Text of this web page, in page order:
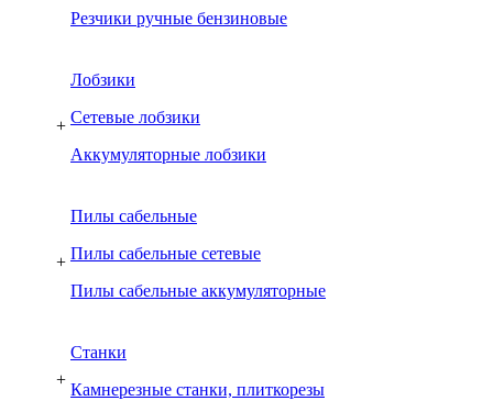
Резчики ручные бензиновые
+
Лобзики
Сетевые лобзики
Аккумуляторные лобзики
+
Пилы сабельные
Пилы сабельные сетевые
Пилы сабельные аккумуляторные
+
Cтанки
Камнерезные станки, плиткорезы